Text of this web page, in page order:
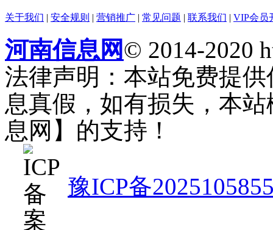
关于我们 | 安全规则 | 营销推广 | 常见问题 | 联系我们 | VIP会员
河南信息网© 2014-2020
法律声明：本站免费提
息真假，如有损失，本
息网】的支持！
豫ICP备